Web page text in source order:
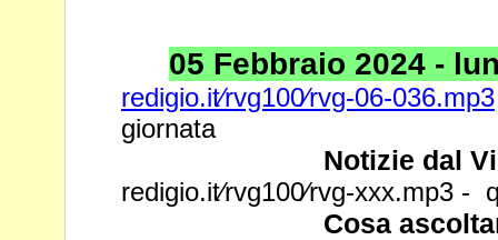
05 Febbraio 2024 -
redigio.it⁄rvg100⁄rvg-06-036.mp3
giornata
Notizie dal
redigio.it⁄rvg100⁄rvg-xxx.mp3 -
Cosa